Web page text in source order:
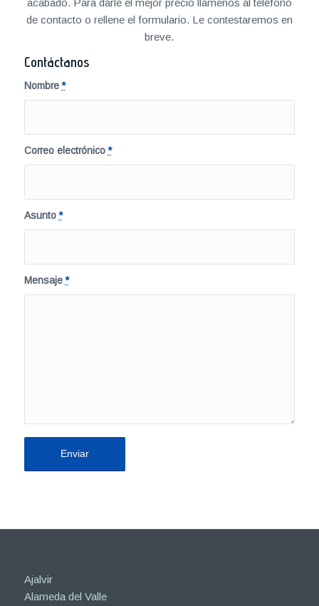
de contacto o rellene el formulario. Le contestaremos en
breve.
Contáctanos
Nombre*
Correo electrónico*
Asunto*
Mensaje*
Ajalvir
Alameda del Valle